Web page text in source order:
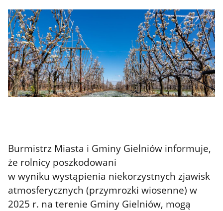
Burmistrz Miasta i Gminy Gielniów informuje,
że rolnicy poszkodowani
w wyniku wystąpienia niekorzystnych zjawisk
atmosferycznych (przymrozki wiosenne) w
2025 r. na terenie Gminy Gielniów, mogą